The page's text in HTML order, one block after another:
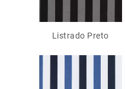
Listrado Preto